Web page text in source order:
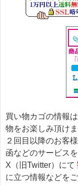
買い物カゴの情報
物をお楽しみ頂けま
２回目以降のお客
函などのサービス
X（旧Twitter）にて
に立つ情報などを